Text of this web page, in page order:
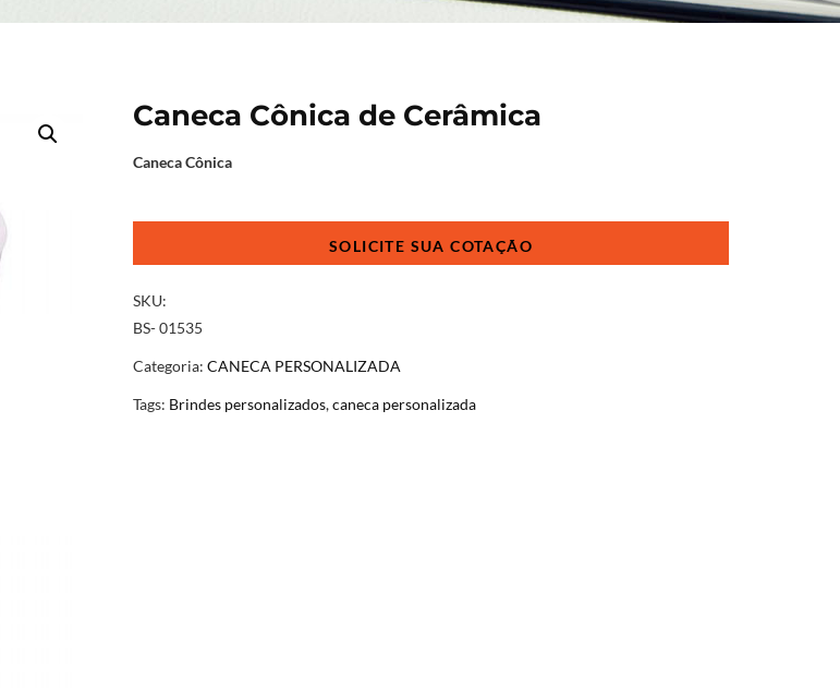
Caneca Cônica de Cerâmica
Caneca Cônica
quantidade
SKU:
BS- 01535
Categoria: CANECA PERSONALIZADA
Tags: Brindes personalizados,caneca personalizada